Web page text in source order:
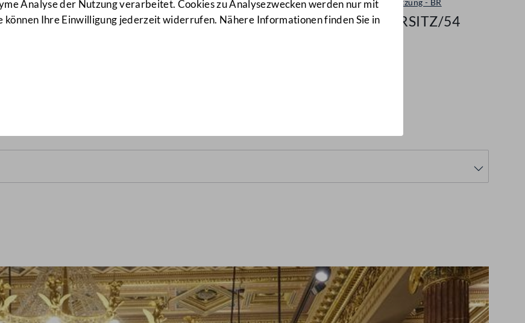
Analyse der Nutzung verarbeitet. Cookies zu Analysezwecken werden nur mit
können Ihre Einwilligung jederzeit widerrufen. Nähere Informationen finden Sie in
Plenarsitzung - BR
96/BRSITZ/54
vom 14. Juli 1954